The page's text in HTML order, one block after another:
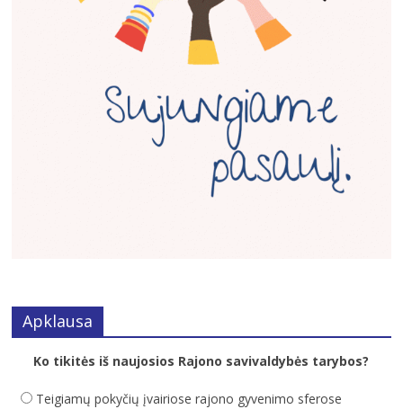
Apklausa
Ko tikitės iš naujosios Rajono savivaldybės tarybos?
Teigiamų pokyčių įvairiose rajono gyvenimo sferose